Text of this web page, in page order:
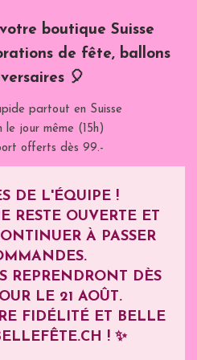
boutique Suisse
de fête, ballons
🎈
partout en Suisse
le jour même (15h)
offerts dès 99.-
DE L'ÉQUIPE !
RESTE OUVERTE ET
À PASSER
REPRENDRONT DÈS
LE 21 AOÛT.
FIDÉLITÉ ET BELLE
! ✨